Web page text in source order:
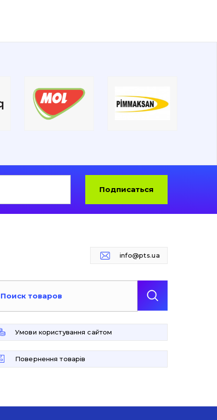
Подписаться
info@pts.ua
Умови користування сайтом
Повернення товарів